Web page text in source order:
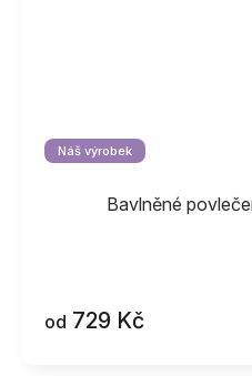
Náš výrobek
Bavlněné
od 729 Kč